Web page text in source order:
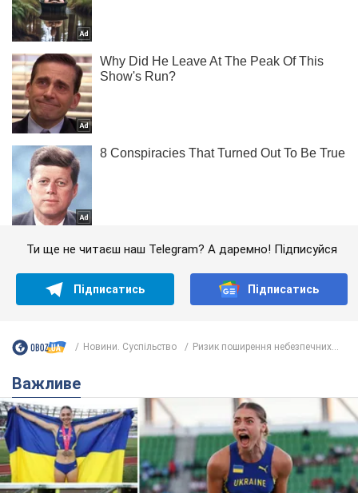
Ти ще не читаєш наш Telegram? А даремно! Підписуйся
Підписатись Підписатись
Новини. Суспільство Ризик поширення небезпечних...
Важливе